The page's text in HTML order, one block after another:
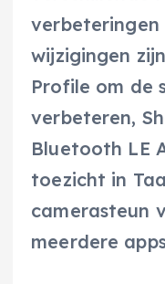
verbeteringen
wijzigingen
Profile om de
verbeteren,
Bluetooth LE
toezicht in
camerasteun
meerdere